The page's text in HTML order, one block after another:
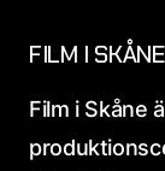
FILM I SKÅNE
Film i Skåne